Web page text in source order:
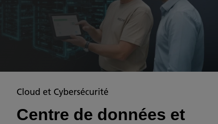
Cloud et Cybersécurité
Centre de données et